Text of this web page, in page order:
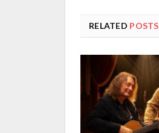
RELATED POSTS